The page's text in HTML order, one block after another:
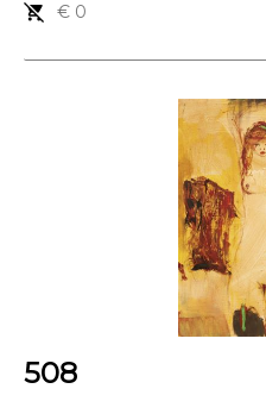
remove_shopping_cart
€ 0
508